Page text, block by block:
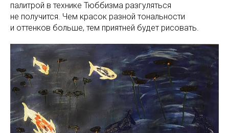
палитрой в технике Тюббизма разгуляться
не получится. Чем красок разной тональности
и оттенков больше, тем приятней будет рисовать.